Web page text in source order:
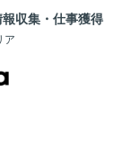
収集・仕事獲得
ア